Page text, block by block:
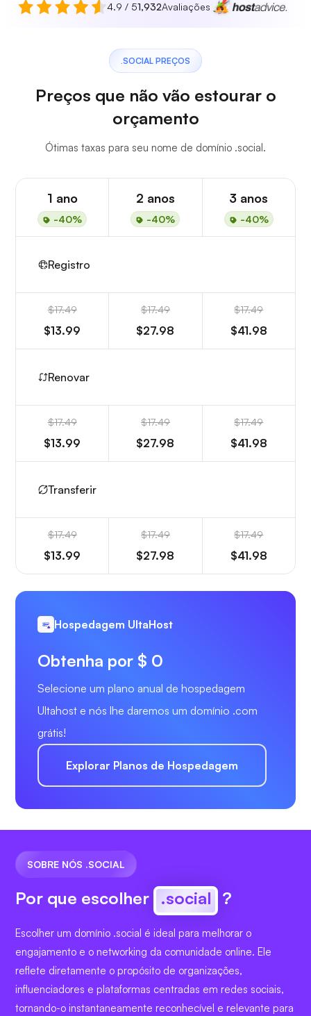
4.9 / 51,932Avaliações
.SOCIAL PREÇOS
Preços que não vão estourar o
orçamento
Ótimas taxas para seu nome de domínio .social.
1 ano
-40%
2 anos
-40%
3 anos
-40%
Registro
$17.49
$13.99
$17.49
$27.98
$17.49
$41.98
Renovar
$17.49
$13.99
$17.49
$27.98
$17.49
$41.98
Transferir
$17.49
$13.99
$17.49
$27.98
$17.49
$41.98
Hospedagem UltaHost
Obtenha por $ 0
Selecione um plano anual de hospedagem
Ultahost e nós lhe daremos um domínio .com
grátis!
Explorar Planos de Hospedagem
SOBRE NÓS .SOCIAL
Por que escolher .social ?
Escolher um domínio .social é ideal para melhorar o
engajamento e o networking da comunidade online. Ele
reflete diretamente o propósito de organizações,
influenciadores e plataformas centradas em redes sociais,
tornando-o instantaneamente reconhecível e relevante para